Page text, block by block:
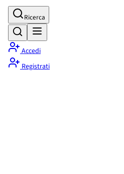
Ricerca
Accedi
Registrati